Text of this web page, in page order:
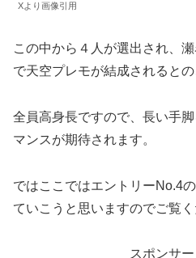
Xより画像引用
この中から４人が選出され、
で天空プレモが結成されるとの
全員高身長ですので、長い手
マンスが期待されます。
ではここではエントリーNo.4
ていこうと思いますのでご覧く
スポンサ